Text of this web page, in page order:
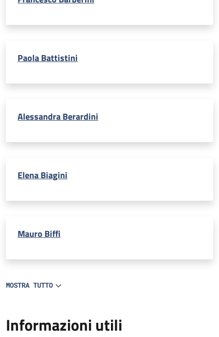
Paola Battistini
Alessandra Berardini
Elena Biagini
Mauro Biffi
MOSTRA TUTTO
Informazioni utili